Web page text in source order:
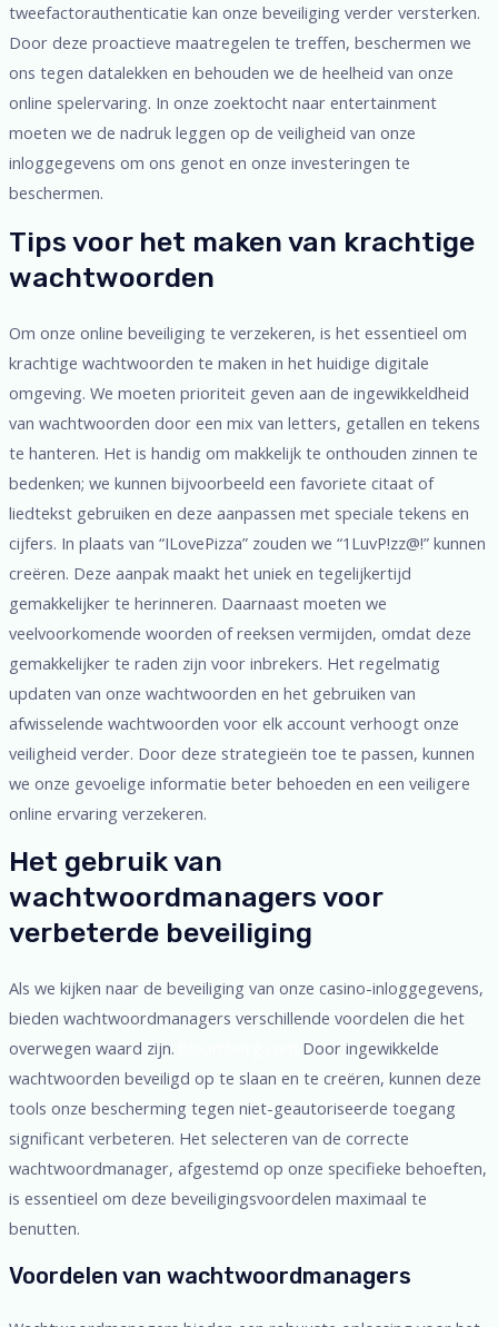
tweefactorauthenticatie kan onze beveiliging verder versterken.
Door deze proactieve maatregelen te treffen, beschermen we
ons tegen datalekken en behouden we de heelheid van onze
online spelervaring. In onze zoektocht naar entertainment
moeten we de nadruk leggen op de veiligheid van onze
inloggegevens om ons genot en onze investeringen te
beschermen.
Tips voor het maken van krachtige
wachtwoorden
Om onze online beveiliging te verzekeren, is het essentieel om
krachtige wachtwoorden te maken in het huidige digitale
omgeving. We moeten prioriteit geven aan de ingewikkeldheid
van wachtwoorden door een mix van letters, getallen en tekens
te hanteren. Het is handig om makkelijk te onthouden zinnen te
bedenken; we kunnen bijvoorbeeld een favoriete citaat of
liedtekst gebruiken en deze aanpassen met speciale tekens en
cijfers. In plaats van “ILovePizza” zouden we “1LuvP!zz@!” kunnen
creëren. Deze aanpak maakt het uniek en tegelijkertijd
gemakkelijker te herinneren. Daarnaast moeten we
veelvoorkomende woorden of reeksen vermijden, omdat deze
gemakkelijker te raden zijn voor inbrekers. Het regelmatig
updaten van onze wachtwoorden en het gebruiken van
afwisselende wachtwoorden voor elk account verhoogt onze
veiligheid verder. Door deze strategieën toe te passen, kunnen
we onze gevoelige informatie beter behoeden en een veiligere
online ervaring verzekeren.
Het gebruik van
wachtwoordmanagers voor
verbeterde beveiliging
Als we kijken naar de beveiliging van onze casino-inloggegevens,
bieden wachtwoordmanagers verschillende voordelen die het
overwegen waard zijn.
Door ingewikkelde
wachtwoorden beveiligd op te slaan en te creëren, kunnen deze
tools onze bescherming tegen niet-geautoriseerde toegang
significant verbeteren. Het selecteren van de correcte
wachtwoordmanager, afgestemd op onze specifieke behoeften,
is essentieel om deze beveiligingsvoordelen maximaal te
benutten.
Voordelen van wachtwoordmanagers